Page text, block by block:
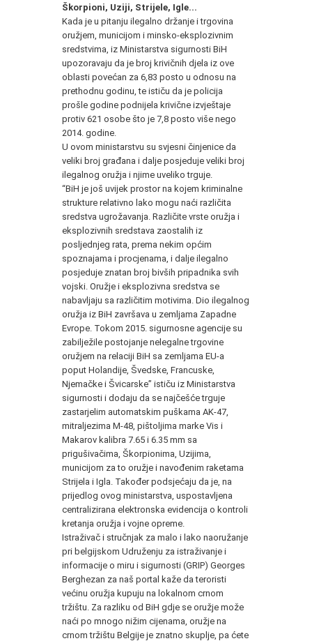
Škorpioni, Uziji, Strijele, Igle...
Kada je u pitanju ilegalno držanje i trgovina
oružjem, municijom i minsko-eksplozivnim
sredstvima, iz Ministarstva sigurnosti BiH
upozoravaju da je broj krivičnih djela iz ove
oblasti povećan za 6,83 posto u odnosu na
prethodnu godinu, te ističu da je policija
prošle godine podnijela krivične izvještaje
protiv 621 osobe što je 7,8 posto više nego
2014. godine.
U ovom ministarstvu su svjesni činjenice da
veliki broj građana i dalje posjeduje veliki broj
ilegalnog oružja i njime uveliko trguje.
“BiH je još uvijek prostor na kojem kriminalne
strukture relativno lako mogu naći različita
sredstva ugrožavanja. Različite vrste oružja i
eksplozivnih sredstava zaostalih iz
posljednjeg rata, prema nekim općim
spoznajama i procjenama, i dalje ilegalno
posjeduje znatan broj bivših pripadnika svih
vojski. Oružje i eksplozivna sredstva se
nabavljaju sa različitim motivima. Dio ilegalnog
oružja iz BiH završava u zemljama Zapadne
Evrope. Tokom 2015. sigurnosne agencije su
zabilježile postojanje nelegalne trgovine
oružjem na relaciji BiH sa zemljama EU-a
poput Holandije, Švedske, Francuske,
Njemačke i Švicarske” ističu iz Ministarstva
sigurnosti i dodaju da se najčešće trguje
zastarjelim automatskim puškama AK-47,
mitraljezima M-48, pištoljima marke Vis i
Makarov kalibra 7.65 i 6.35 mm sa
prigušivačima, Škorpionima, Uzijima,
municijom za to oružje i navođenim raketama
Strijela i Igla. Također podsjećaju da je, na
prijedlog ovog ministarstva, uspostavljena
centralizirana elektronska evidencija o kontroli
kretanja oružja i vojne opreme.
Istraživač i stručnjak za malo i lako naoružanje
pri belgijskom Udruženju za istraživanje i
informacije o miru i sigurnosti (GRIP) Georges
Berghezan za naš portal kaže da teroristi
većinu oružja kupuju na lokalnom crnom
tržištu. Za razliku od BiH gdje se oružje može
naći po mnogo nižim cijenama, oružje na
crnom tržištu Belgije je znatno skuplje, pa ćete